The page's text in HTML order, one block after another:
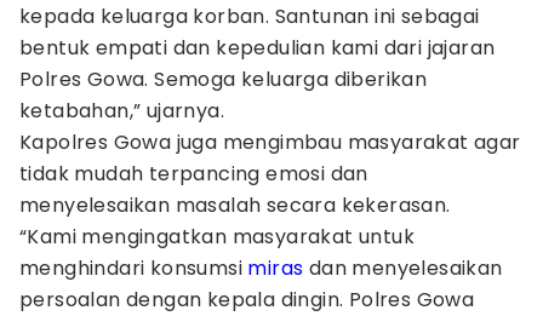
kepada keluarga korban. Santunan ini sebagai
bentuk empati dan kepedulian kami dari jajaran
Polres Gowa. Semoga keluarga diberikan
ketabahan,” ujarnya.
Kapolres Gowa juga mengimbau masyarakat agar
tidak mudah terpancing emosi dan
menyelesaikan masalah secara kekerasan.
“Kami mengingatkan masyarakat untuk
menghindari konsumsi miras dan menyelesaikan
persoalan dengan kepala dingin. Polres Gowa